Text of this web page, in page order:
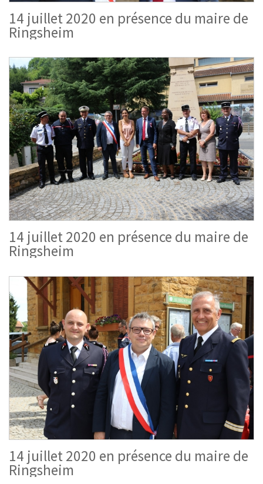
14 juillet 2020 en présence du maire de
Ringsheim
14 juillet 2020 en présence du maire de
Ringsheim
14 juillet 2020 en présence du maire de
Ringsheim